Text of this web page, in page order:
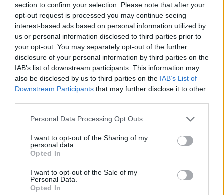
section to confirm your selection. Please note that after your
opt-out request is processed you may continue seeing
interest-based ads based on personal information utilized by
us or personal information disclosed to third parties prior to
your opt-out. You may separately opt-out of the further
disclosure of your personal information by third parties on the
IAB’s list of downstream participants. This information may
also be disclosed by us to third parties on the IAB’s List of
Downstream Participants that may further disclose it to other
Personal Data Processing Opt Outs
I want to opt-out of the Sharing of my
personal data.
Opted In
I want to opt-out of the Sale of my
Personal Data.
Opted In
un’ottima notizia per quello del Monte dei Paschi,
Luigi Lovaglio , che aveva già la strada in discesa
nell’Ops su Mediobanca.
© RIPRODUZIONE RISERVATA
Generali Alberto Nagel
Scegli Moneta come fonte preferita